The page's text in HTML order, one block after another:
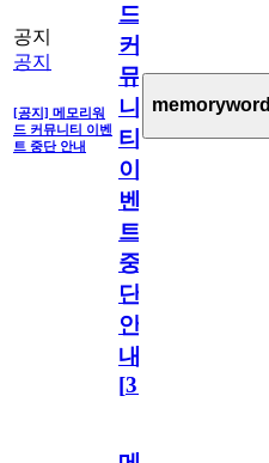
공지
공지
[공지] 메모리워
드 커뮤니티 이벤
트 중단 안내
드
커
뮤
니
티
이
벤
트
중
단
안
내
[31
memoryword